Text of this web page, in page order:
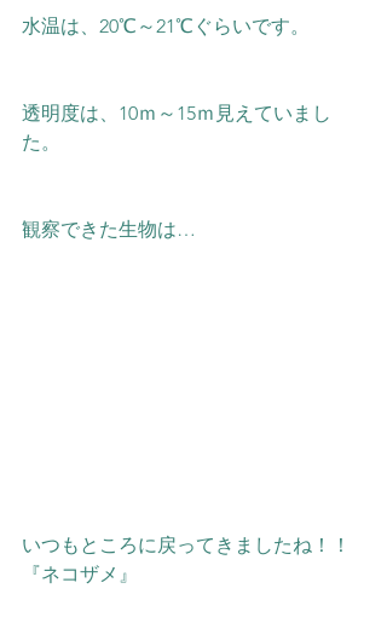
水温は、20℃～21℃ぐらいです。
透明度は、10ｍ～15ｍ見えていまし
た。
観察できた生物は…
いつもところに戻ってきましたね！！
『ネコザメ』